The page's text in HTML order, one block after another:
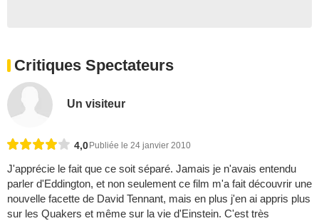
Critiques Spectateurs
Un visiteur
4,0 Publiée le 24 janvier 2010
J'apprécie le fait que ce soit séparé. Jamais je n'avais entendu
parler d'Eddington, et non seulement ce film m'a fait découvrir une
nouvelle facette de David Tennant, mais en plus j'en ai appris plus
sur les Quakers et même sur la vie d'Einstein. C'est très